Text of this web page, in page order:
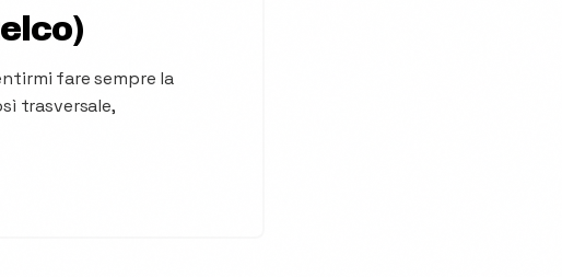
fare sempre la
trasversale,